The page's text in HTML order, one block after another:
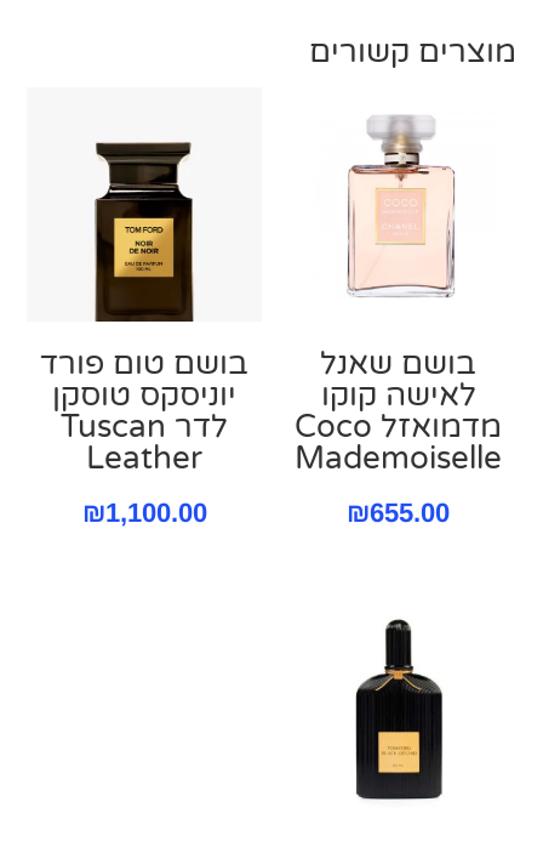
מוצרים קשורים
בושם שאנל
לאישה קוקו
מדמואזל Coco
Mademoiselle
₪655.00
בושם טום פורד
יוניסקס טוסקן
לדר Tuscan
Leather
₪1,100.00